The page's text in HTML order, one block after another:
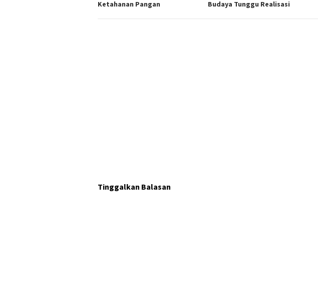
Ketahanan Pangan
Budaya Tunggu Realisasi
Tinggalkan Balasan